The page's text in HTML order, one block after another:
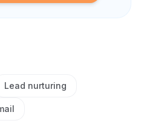
Lead nurturing